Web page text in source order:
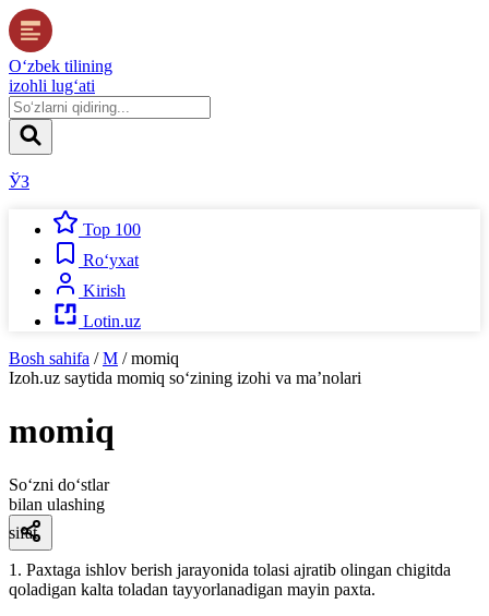
O‘zbek tilining
izohli lug‘ati
ЎЗ
Top 100
Ro‘yxat
Kirish
Lotin.uz
Bosh sahifa / M / momiq
Izoh.uz saytida momiq so‘zining izohi va ma’nolari
momiq
So‘zni do‘stlar
bilan ulashing
sifat
1. Paxtaga ishlov berish jarayonida tolasi ajratib olingan chigitda
qoladigan kalta toladan tayyorlanadigan mayin paxta.